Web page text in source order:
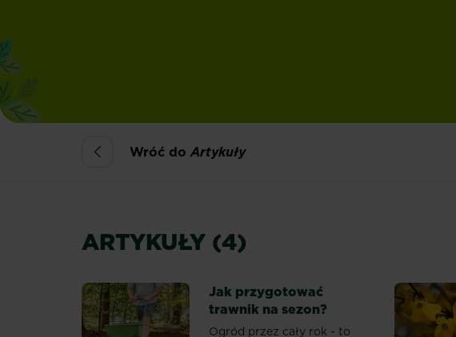
Wróć doArtykuły
ARTYKUŁY (4)
Jak przygotować
trawnik na sezon?
Ogród przez cały rok - to